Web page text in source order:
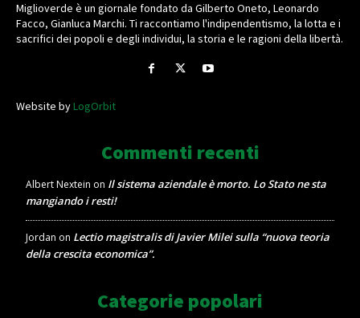
Miglioverde è un giornale fondato da Gilberto Oneto, Leonardo
Facco, Gianluca Marchi. Ti raccontiamo l'indipendentismo, la lotta e i
sacrifici dei popoli e degli individui, la storia e le ragioni della libertà.
Website byLogOrbit
Commenti recenti
Albert Nextein on Il sistema aziendale è morto. Lo Stato ne sta
mangiando i resti!
Jordan on Lectio magistralis di Javier Milei sulla “nuova teoria
della crescita economica”.
Categorie popolari